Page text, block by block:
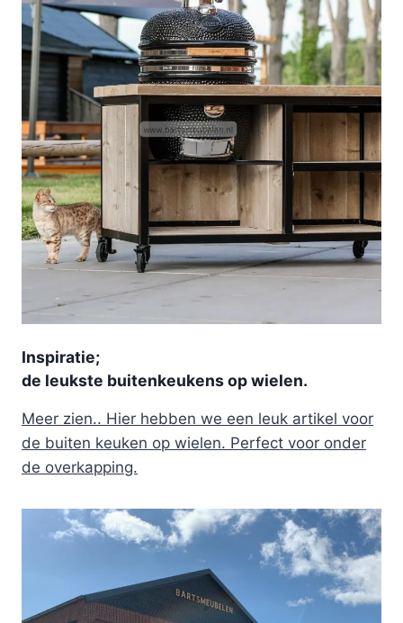
Inspiratie;
de leukste buitenkeukens op wielen.
Meer zien.. Hier hebben we een leuk artikel voor
de buiten keuken op wielen. Perfect voor onder
de overkapping.